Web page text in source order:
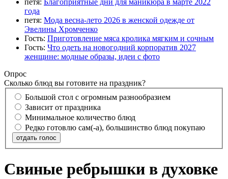
петя: Благоприятные дни для маникюра в марте 2022
года
петя: Мода весна-лето 2026 в женской одежде от
Эвелины Хромченко
Гость: Приготовление мяса кролика мягким и сочным
Гость: Что одеть на новогодний корпоратив 2027
женщине: модные образы, идеи с фото
Опрос
Сколько блюд вы готовите на праздник?
Большой стол с огромным разнообразием
Зависит от праздника
Минимальное количество блюд
Редко готовлю сам(-а), большинство блюд покупаю
отдать голос
Свиные ребрышки в духовке